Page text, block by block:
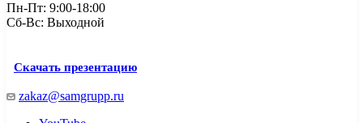
Пн-Пт: 9:00-18:00
Сб-Вс: Выходной
Скачать презентацию
zakaz@samgrupp.ru